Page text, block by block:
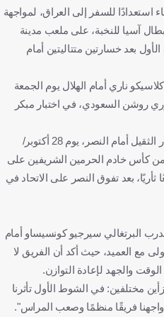
استعدادًا للسفر إلى العراق، لمواجهة
آسيا للنخبة، على ملعب مدينة
بعد خسارتين متتاليتين أمام
ناري أمام الهلال يوم الجمعة
روشن السعودي، في اختبار مبكر
كما يخوض اتحاد جدة مواجهة من العيار الثقيل أمام النصر، يوم 28 أكتوبر/
تشرين الأول الجاري، ضمن دور الـ16 من كأس خادم الحرمين الشريفين على
بعد تفوق النصر على الاتحاد في
البرتغالي سيرجيو كونسيساو أمام
مع العميد، حيث أكد أن الفريق لا
والجهد لإعادة التوازن.
مختلفين: في الشوط الأول تأثرنا
فريقًا منظمًا وصعب المراس".